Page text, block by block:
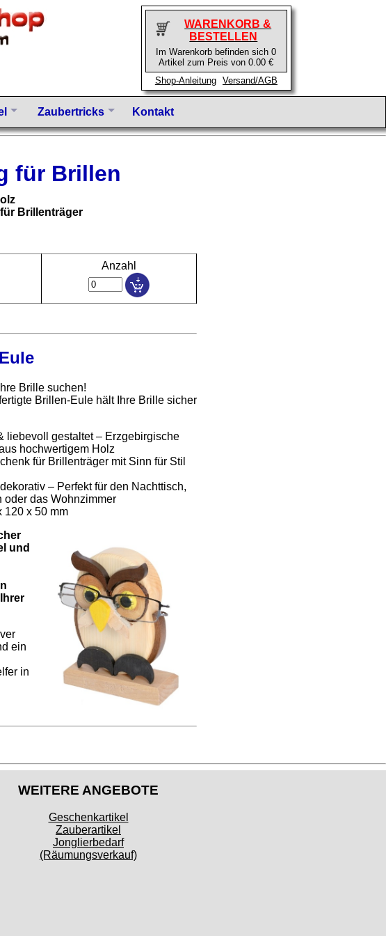
WARENKORB &
BESTELLEN
Im Warenkorb befinden sich 0
Artikel zum Preis von 0.00 €
Shop-Anleitung
Versand/AGB
Zaubertricks Kontakt
für Brillen
Brillenträger
Anzahl
Brille suchen!
Brillen-Eule hält Ihre Brille sicher
liebevoll gestaltet – Erzgebirgische
hochwertigem Holz
für Brillenträger mit Sinn für Stil
– Perfekt für den Nachttisch,
oder das Wohnzimmer
120 x 50 mm
und
ein
in
WEITERE ANGEBOTE
Geschenkartikel
Zauberartikel
Jonglierbedarf
(Räumungsverkauf)